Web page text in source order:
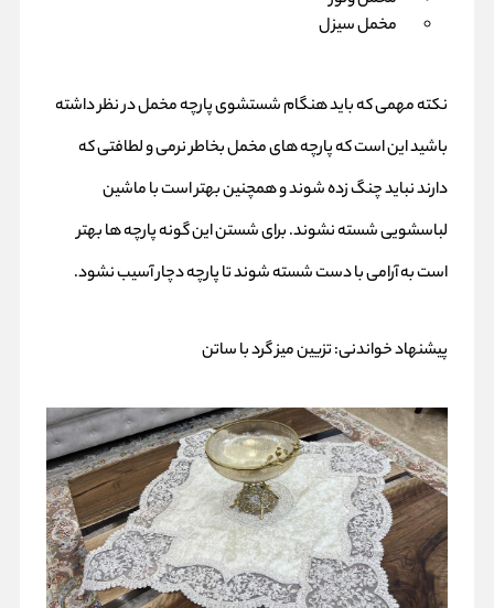
مخمل سیزل
نکته مهمی که باید هنگام شستشوی پارچه مخمل در نظر داشته
باشید این است که پارچه های مخمل بخاطر نرمی و لطافتی که
دارند نباید چنگ زده شوند و همچنین بهتر است با ماشین
لباسشویی شسته نشوند. برای شستن این گونه پارچه ها بهتر
است به آرامی با دست شسته شوند تا پارچه دچار آسیب نشود.
پیشنهاد خواندنی:تزیین میز گرد با ساتن